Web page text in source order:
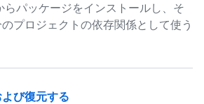
パッケージをインストールし、そ
プロジェクトの依存関係として使う
び復元する